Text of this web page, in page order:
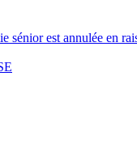
sénior est annulée en